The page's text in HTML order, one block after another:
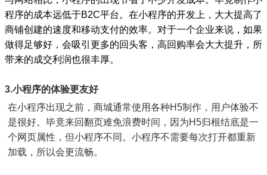
程序的成本远低于B2C平台。在小程序的开发上，大大提高了
商铺创建的速度和移动支付的效率。对于一个企业来说，如果
做得足够好，会吸引更多的回头客，高回购率会大大提升，所
带来的成交利润也很丰厚。
3.小程序的体验更友好
在小程序出现之前，商城通常使用各种H5制作，用户体验不
是很好。毕竟来回翻页难免浪费时间，因为H5归根结底是一
个网页属性，但小程序不同。小程序不需要每次打开都重新
加载，所以会更流畅。